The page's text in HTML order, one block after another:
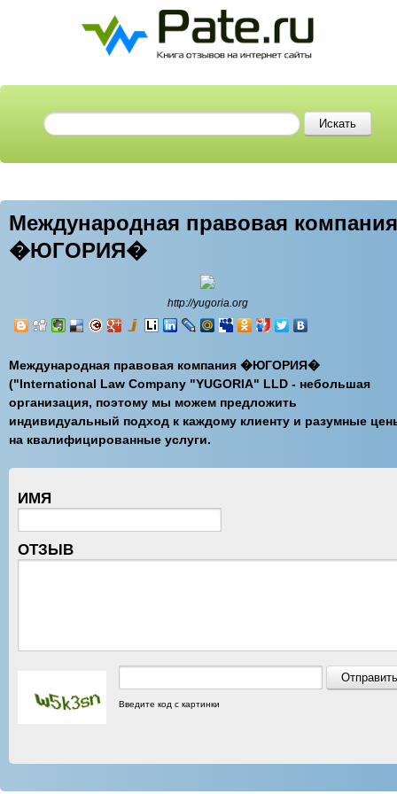
Международная правовая компания
�ЮГОРИЯ�
http://yugoria.org
Международная правовая компания �ЮГОРИЯ�
("International Law Company "YUGORIA" LLD - небольшая
организация, поэтому мы можем предложить
индивидуальный подход к каждому клиенту и разумные
на квалифицированные услуги.
ИМЯ
ОТЗЫВ
Введите код с картинки